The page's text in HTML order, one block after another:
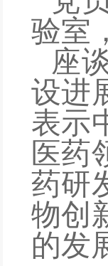
验室
座
设进
表示
医药
药研
物创
的发